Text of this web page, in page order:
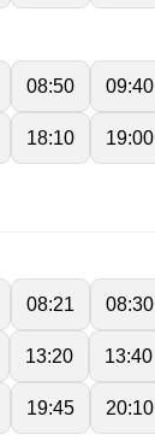
08:50 09:40
18:10 19:00
08:21 08:30
13:20 13:40
19:45 20:10